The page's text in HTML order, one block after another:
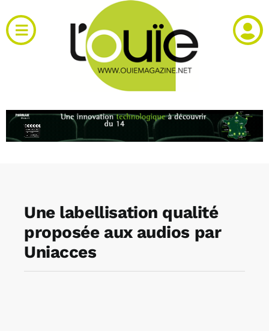
au
contenu
Toggle
Navigation
RH et emploi
Une labellisation qualité
proposée aux audios par
Uniacces